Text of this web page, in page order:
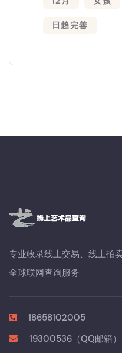
日趋完善
专业收录线上交易、线上拍
全球联网查询服务
18658102005
19300536（QQ邮箱）